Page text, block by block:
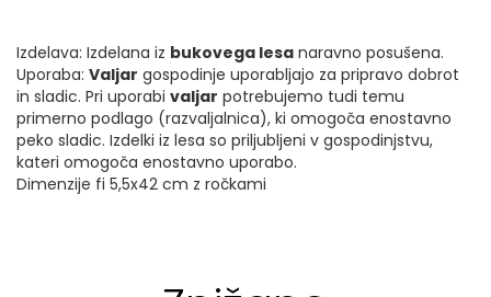
Izdelava: Izdelana iz bukovega lesa naravno posušena.
Uporaba: Valjar gospodinje uporabljajo za pripravo dobrot
in sladic. Pri uporabi valjar potrebujemo tudi temu
primerno podlago (razvaljalnica), ki omogoča enostavno
peko sladic. Izdelki iz lesa so priljubljeni v gospodinjstvu,
kateri omogoča enostavno uporabo.
Dimenzije fi 5,5x42 cm z ročkami